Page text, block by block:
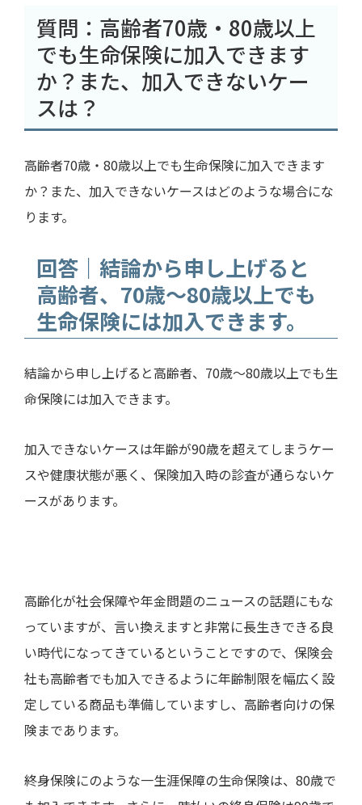
質問：高齢者70歳・ 80歳以上
でも生命保険に加入できます
か？また、加入できないケー
スは？
高齢者70歳・ 80歳以上でも生命保険に加入できます
か？また、加入できないケースはどのような場合にな
ります。
回答｜結論から申し上げると
高齢者、70歳～80歳以上でも
生命保険には加入できます。
結論から申し上げると高齢者、 70歳～80歳以上でも生
命保険には加入できます。
加入できないケースは年齢が90歳を超えてしまうケー
スや健康状態が悪く、保険加入時の診査が通らないケ
ースがあります。
高齢化が社会保障や年金問題のニュースの話題にもな
っていますが、言い換えますと非常に長生きできる良
い時代になってきているということですので、保険会
社も高齢者でも加入できるように年齢制限を幅広く設
定している商品も準備していますし、高齢者向けの保
険まであります。
終身保険にのような一生涯保障の生命保険は、 80歳で